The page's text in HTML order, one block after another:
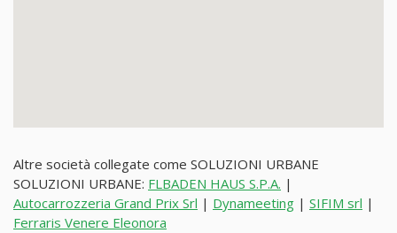
Altre società collegate come SOLUZIONI URBANE
SOLUZIONI URBANE: FLBADEN HAUS S.P.A. |
Autocarrozzeria Grand Prix Srl | Dynameeting | SIFIM srl |
Ferraris Venere Eleonora